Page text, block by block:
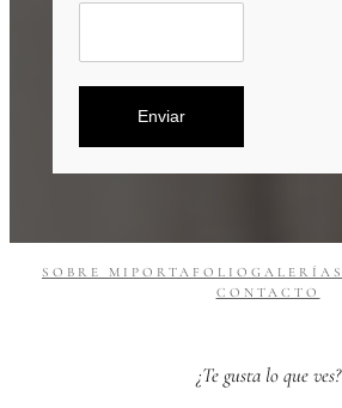
Enviar
SOBRE MI PORTAFOLIO GALERÍAS
CONTACTO
¿Te gusta lo que ves?